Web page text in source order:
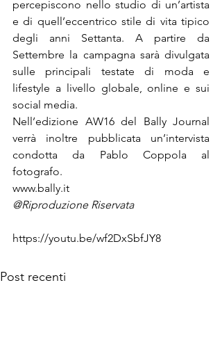
percepiscono nello studio di un’artista
e di quell’eccentrico stile di vita tipico
degli anni Settanta. A partire da
Settembre la campagna sarà divulgata
sulle principali testate di moda e
lifestyle a livello globale, online e sui
Nell’edizione AW16 del Bally Journal
verrà inoltre pubblicata un’intervista
condotta da Pablo Coppola al
fotografo.
www.bally.it
@Riproduzione Riservata
https://youtu.be/wf2DxSbfJY8
Post recenti